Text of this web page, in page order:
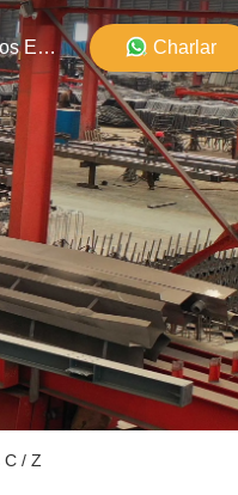
Éntrenos En Contacto Con Charlar
C / Z